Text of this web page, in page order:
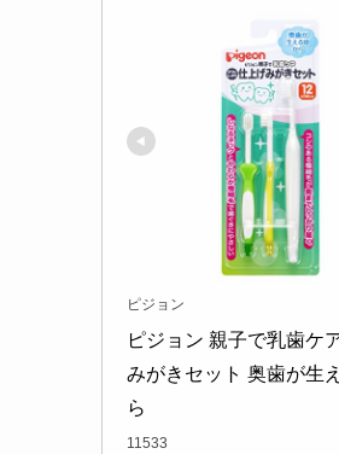
ピジョン
ピジョン 親子で乳歯ケ
みがきセット 奥歯が生
ら
11533